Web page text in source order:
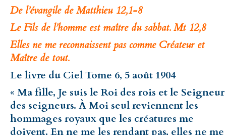
De l’évangile de Matthieu 12,1-8
Le Fils de l’homme est maître du sabbat. Mt 12,8
Elles ne me reconnaissent pas comme Créateur et
Maître de tout.
Le livre du Ciel Tome 6, 5 août 1904
« Ma fille, Je suis le Roi des rois et le Seigneur
des seigneurs. À Moi seul reviennent les
hommages royaux que les créatures me
doivent. En ne me les rendant pas, elles ne me